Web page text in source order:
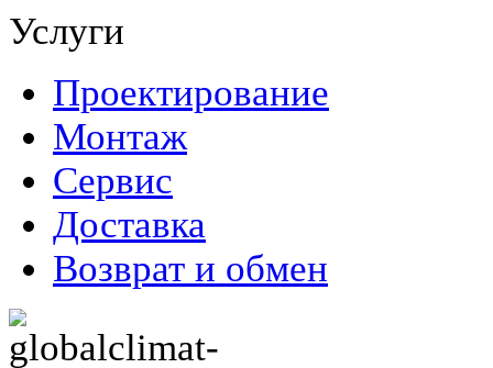
Услуги
Проектирование
Монтаж
Сервис
Доставка
Возврат и обмен